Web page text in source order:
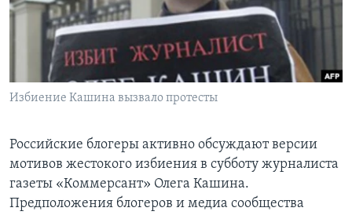
Learning English
СОЦИАЛЬНЫЕ СЕТИ
Языки
Избиение Кашина вызвало протесты
Российские блогеры активно обсуждают версии
мотивов жестокого избиения в субботу журналиста
газеты «Коммерсант» Олега Кашина.
Предположения блогеров и медиа сообщества